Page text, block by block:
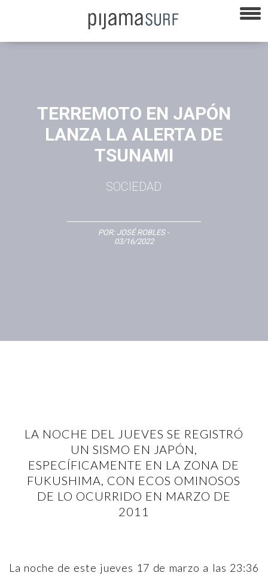
TERREMOTO EN JAPÓN
LANZA LA ALERTA DE
TSUNAMI
SOCIEDAD
POR: JOSÉ ROBLES-
03/16/2022
LA NOCHE DEL JUEVES SE REGISTRÓ
UN SISMO EN JAPÓN,
ESPECÍFICAMENTE EN LA ZONA DE
FUKUSHIMA, CON ECOS OMINOSOS
DE LO OCURRIDO EN MARZO DE
2011
La noche de este jueves 17 de marzo a las 23:36